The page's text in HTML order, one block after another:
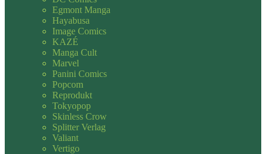
Egmont Manga
Hayabusa
Image Comics
KAZÉ
Manga Cult
Marvel
Panini Comics
Popcom
Reprodukt
Tokyopop
Skinless Crow
Splitter Verlag
Valiant
Vertigo